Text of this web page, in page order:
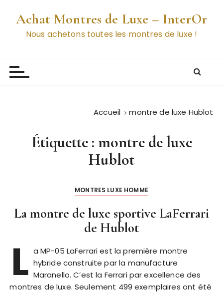
Achat Montres de Luxe – InterOr
Nous achetons toutes les montres de luxe !
Accueil montre de luxe Hublot
Étiquette : montre de luxe
Hublot
MONTRES LUXE HOMME
La montre de luxe sportive LaFerrari
de Hublot
L a MP-05 LaFerrari est la première montre
hybride construite par la manufacture
Maranello. C’est la Ferrari par excellence des
montres de luxe. Seulement 499 exemplaires ont été